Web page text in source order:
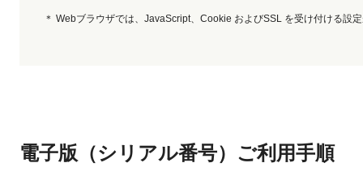
Webブラウザでは、JavaScript、Cookie およびSSL を受け付ける設
電子版（シリアル番号）ご利用手順